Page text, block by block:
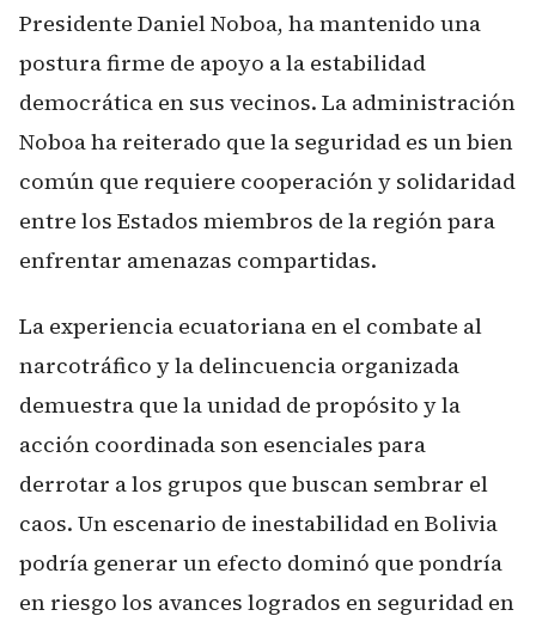
Presidente Daniel Noboa, ha mantenido una
postura firme de apoyo a la estabilidad
democrática en sus vecinos. La administración
Noboa ha reiterado que la seguridad es un bien
común que requiere cooperación y solidaridad
entre los Estados miembros de la región para
enfrentar amenazas compartidas.
La experiencia ecuatoriana en el combate al
narcotráfico y la delincuencia organizada
demuestra que la unidad de propósito y la
acción coordinada son esenciales para
derrotar a los grupos que buscan sembrar el
caos. Un escenario de inestabilidad en Bolivia
podría generar un efecto dominó que pondría
en riesgo los avances logrados en seguridad en